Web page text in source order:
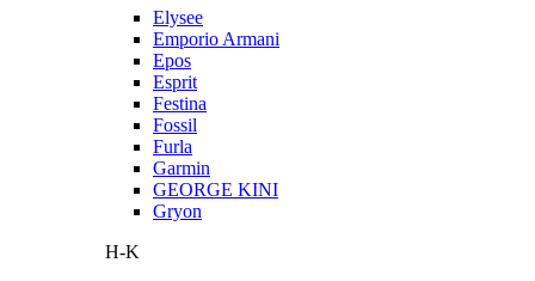
Elysee
Emporio Armani
Epos
Esprit
Festina
Fossil
Furla
Garmin
GEORGE KINI
Gryon
H-K